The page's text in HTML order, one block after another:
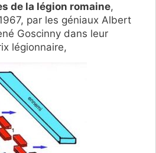
de la légion romaine,
par les géniaux Albert
Goscinny dans leur
légionnaire,